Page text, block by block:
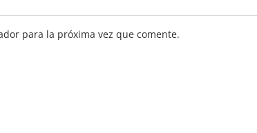
para la próxima vez que comente.